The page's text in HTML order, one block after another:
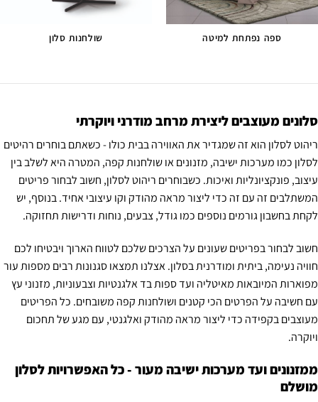
ספה נפתחת למיטה שולחנות סלון
סלונים מעוצבים ליצירת מרחב מודרני ויוקרתי
ריהוט לסלון הוא זה שמגדיר את האווירה בבית כולו - כשאתם בוחרים רהיטים
לסלון כמו מערכות ישיבה, מזנונים או שולחנות קפה, המטרה היא לשלב בין
עיצוב, פונקציונליות ואיכות. כשבוחרים ריהוט לסלון, חשוב לבחור פריטים
המשתלבים זה עם זה כדי ליצור מראה מהודק וקו עיצובי אחיד. בנוסף, יש
לקחת בחשבון גורמים נוספים כמו גודל, צבעים, נוחות ודרישות תחזוקה.
חשוב לבחור בפריטים שעונים על הצרכים שלכם לטווח הארוך ויבטיחו לכם
חוויה נעימה, ביתית ומודרנית בסלון. אצלנו תמצאו סגנונות רבים מספות עור
מפוארות המיובאות מאיטליה ועד ספות בד אלגנטיות וצבעוניות, מזנוני עץ
עם חשיבה על הפרטים הכי קטנים ושולחנות קפה משובחים. כל הפריטים
מעוצבים בקפידה כדי ליצור מראה מהודק ואלגנטי, עם מגע של תחכום
ויוקרה.
ממזנונים ועד מערכות ישיבה מעור - כל האפשרויות לסלון
מושלם